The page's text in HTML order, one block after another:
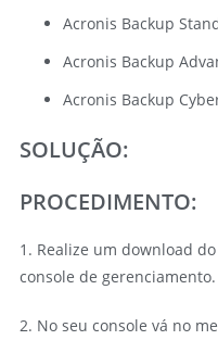
Acronis Backup
Acronis Backup
Acronis Backup
SOLUÇÃO:
PROCEDIMENTO:
1. Realize um download
console de gerenciamento.
2. No seu console vá no